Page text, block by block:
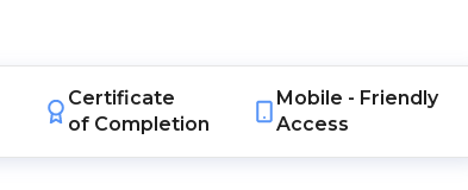
Certificate
of Completion
Mobile - Friendly
Access